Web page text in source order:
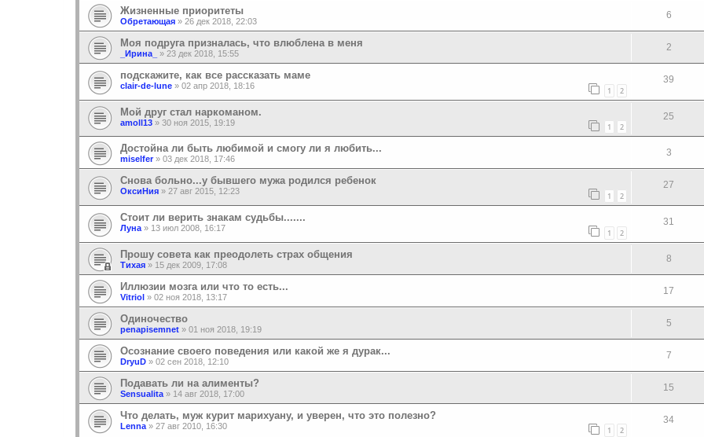
Жизненные приоритеты
Обретающая » 26 дек 2018, 22:03
6
Моя подруга призналась, что влюблена в меня
_Ирина_ » 23 дек 2018, 15:55
2
подскажите, как все рассказать маме
clair-de-lune » 02 апр 2018, 18:16 1 2
39
Мой друг стал наркоманом.
amoll13 » 30 ноя 2015, 19:19 1 2
25
Достойна ли быть любимой и смогу ли я любить...
miselfer» 03 дек 2018, 17:46
3
Снова больно...у бывшего мужа родился ребенок
ОксиНия » 27 авг 2015, 12:23 1 2
27
Cтоит ли верить знакам судьбы.......
Луна » 13 июл 2008, 16:17 1 2
31
Прошу совета как преодолеть страх общения
Тихая » 15 дек 2009, 17:08
8
Иллюзии мозга или что то есть...
Vitriol » 02 ноя 2018, 13:17
17
Одиночество
penapisemnet » 01 ноя 2018, 19:19
5
Осознание своего поведения или какой же я дурак...
DryuD » 02 сен 2018, 12:10
7
Подавать ли на алименты?
Sensualita » 14 авг 2018, 17:00
15
Что делать, муж курит марихуану, и уверен, что это полезно?
Lenna » 27 авг 2010, 16:30 1 2
34